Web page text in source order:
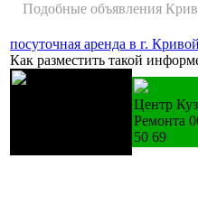
Подобные объявления
посуточная аренда в г.
Как разместить такой
Центр
Ремонта
50 69